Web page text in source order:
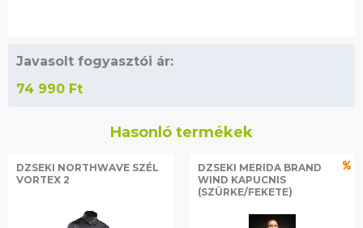
Javasolt fogyasztói ár:
74 990 Ft
Hasonló termékek
DZSEKI NORTHWAVE SZÉL
VORTEX 2
DZSEKI MERIDA BRAND
WIND KAPUCNIS
(SZÜRKE/FEKETE)